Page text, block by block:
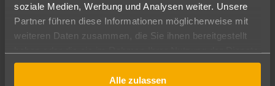
soziale Medien, Werbung und Analysen weiter. Unsere
Partner führen diese Informationen möglicherweise mit
weiteren Daten zusammen, die Sie ihnen bereitgestellt
gesammelt haben.
Alle zulassen
Thailand: Insel Koh Samui ab 1.151€